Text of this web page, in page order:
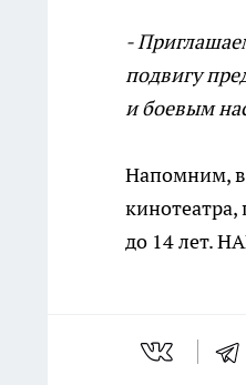
-
подвигу
и боевым
Напомним, в
кинотеатра,
до 14 лет.